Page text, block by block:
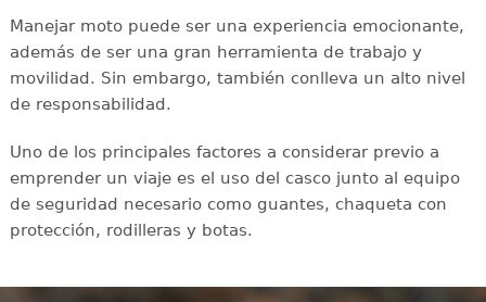
Manejar moto puede ser una experiencia emocionante,
además de ser una gran herramienta de trabajo y
movilidad. Sin embargo, también conlleva un alto nivel
de responsabilidad.
Uno de los principales factores a considerar previo a
emprender un viaje es el uso del casco junto al equipo
de seguridad necesario como guantes, chaqueta con
protección, rodilleras y botas.